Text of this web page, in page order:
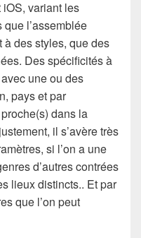
variant les
l’assemblée
à des styles, que des
Des spécificités à
une ou des
pays et par
dans la
il s’avère très
si l’on a une
d’autres contrées
lieux distincts.. Et par
que l’on peut